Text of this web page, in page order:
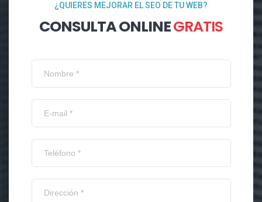
¿QUIERES MEJORAR EL SEO DE TU WEB?
CONSULTA ONLINEGRATIS